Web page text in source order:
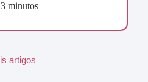
minutos
artigos